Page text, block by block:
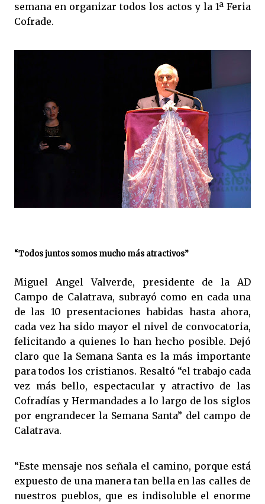
semana en organizar todos los actos y la 1ª Feria
Cofrade.
“Todos juntos somos mucho más atractivos”
Miguel Angel Valverde, presidente de la AD
Campo de Calatrava, subrayó como en cada una
de las 10 presentaciones habidas hasta ahora,
cada vez ha sido mayor el nivel de convocatoria,
felicitando a quienes lo han hecho posible. Dejó
claro que la Semana Santa es la más importante
para todos los cristianos. Resaltó “el trabajo cada
vez más bello, espectacular y atractivo de las
Cofradías y Hermandades a lo largo de los siglos
por engrandecer la Semana Santa” del campo de
Calatrava.
“Este mensaje nos señala el camino, porque está
expuesto de una manera tan bella en las calles de
nuestros pueblos, que es indisoluble el enorme